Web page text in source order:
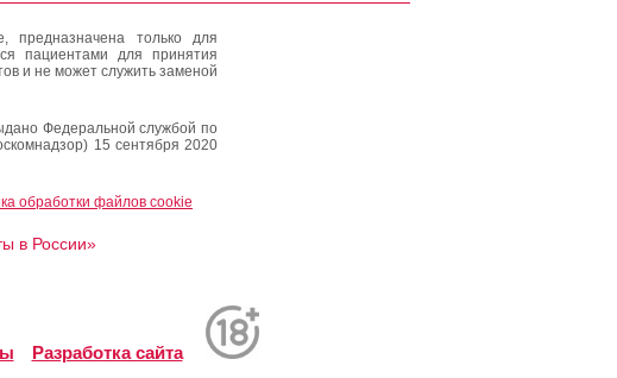
предназначена только для
пациентами для принятия
и не может служить заменой
Федеральной службой по
15 сентября 2020
обработки файлов cookie
в России»
Разработка сайта